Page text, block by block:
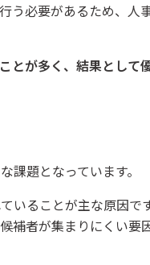
う必要があるため、人
とが多く、結果として
題となっています。
いることが主な原因で
補者が集まりにくい要